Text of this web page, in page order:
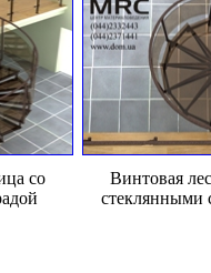
со
Винтовая
стеклянными